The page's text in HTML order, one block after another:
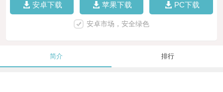
安卓下载 苹果下载 PC下载
安卓市场，安全绿色
简介 排行